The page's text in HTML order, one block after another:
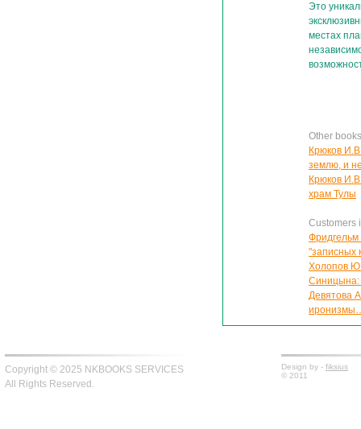
Это
местах
Other
Крюков
землю, и
Крюков
храм Тулы
Customers
Фридгельм
"записных
Холопов
Синицына:
Девятова
Copyright © 2025 NKBOOKS SERVICES
All Rights Reserved.
Design by - fiksius
© 2011